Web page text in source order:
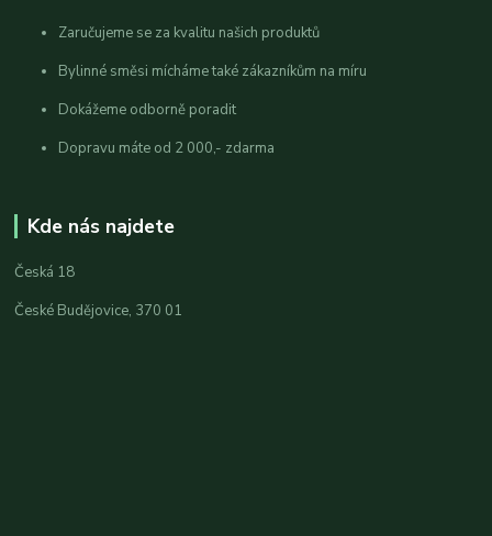
Zaručujeme se za kvalitu našich produktů
Bylinné směsi mícháme také zákazníkům na míru
Dokážeme odborně poradit
Dopravu máte od 2 000,- zdarma
Kde nás najdete
Česká 18
České Budějovice, 370 01